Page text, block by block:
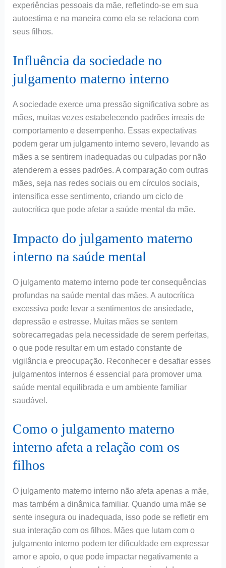
experiências pessoais da mãe, refletindo-se em sua
autoestima e na maneira como ela se relaciona com
seus filhos.
Influência da sociedade no
julgamento materno interno
A sociedade exerce uma pressão significativa sobre as
mães, muitas vezes estabelecendo padrões irreais de
comportamento e desempenho. Essas expectativas
podem gerar um julgamento interno severo, levando as
mães a se sentirem inadequadas ou culpadas por não
atenderem a esses padrões. A comparação com outras
mães, seja nas redes sociais ou em círculos sociais,
intensifica esse sentimento, criando um ciclo de
autocrítica que pode afetar a saúde mental da mãe.
Impacto do julgamento materno
interno na saúde mental
O julgamento materno interno pode ter consequências
profundas na saúde mental das mães. A autocrítica
excessiva pode levar a sentimentos de ansiedade,
depressão e estresse. Muitas mães se sentem
sobrecarregadas pela necessidade de serem perfeitas,
o que pode resultar em um estado constante de
vigilância e preocupação. Reconhecer e desafiar esses
julgamentos internos é essencial para promover uma
saúde mental equilibrada e um ambiente familiar
saudável.
Como o julgamento materno
interno afeta a relação com os
filhos
O julgamento materno interno não afeta apenas a mãe,
mas também a dinâmica familiar. Quando uma mãe se
sente insegura ou inadequada, isso pode se refletir em
sua interação com os filhos. Mães que lutam com o
julgamento interno podem ter dificuldade em expressar
amor e apoio, o que pode impactar negativamente a